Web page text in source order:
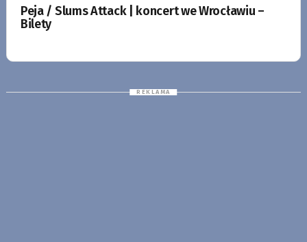
Peja / Slums Attack | koncert we Wrocławiu –
Bilety